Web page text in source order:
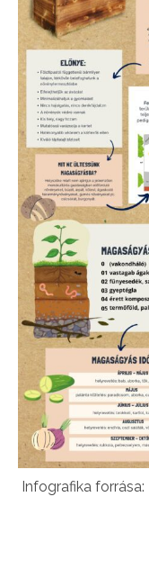
Infografika forrása: